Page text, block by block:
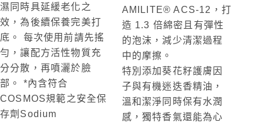
濕同時具延緩老化之
效，為後續保養完美打
底。 每次使用前請先搖
勻，讓配方活性物質充
分分散，再噴灑於臉
部。 *內含符合
COSMOS規範之安全保
存劑Sodium
AMILITE® ACS-12，打
造 1.3 倍綿密且有彈性
的泡沫，減少清潔過程
中的摩擦。
特別添加葵花籽護膚因
子與有機迷迭香精油 ，
溫和潔淨同時保有水潤
感， 獨特香氣還能為心